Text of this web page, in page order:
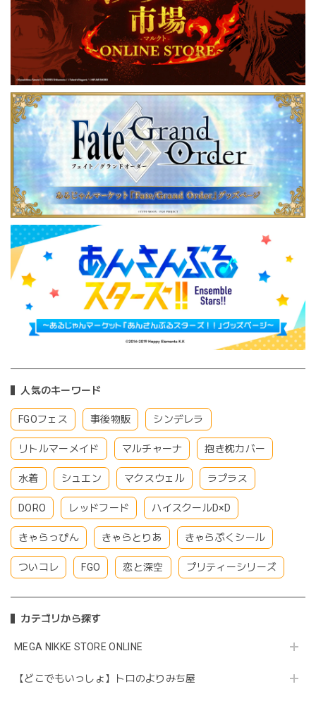
人気のキーワード
FGOフェス 事後物販 シンデレラ
リトルマーメイド マルチャーナ 抱き枕カバー
水着 シュエン マクスウェル ラプラス
DORO レッドフード ハイスクールD×D
きゃらっぴん きゃらとりあ きゃらぷくシール
ついコレ FGO 恋と深空 プリティーシリーズ
カテゴリから探す
MEGA NIKKE STORE ONLINE
【どこでもいっしょ】トロのよりみち屋